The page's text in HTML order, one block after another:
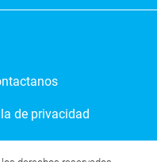
de privacidad